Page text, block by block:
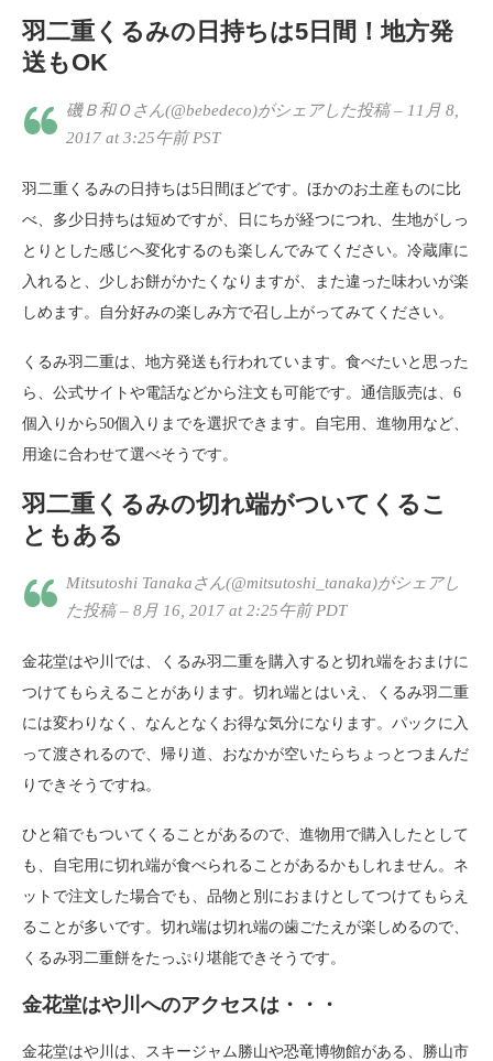
羽二重くるみの日持ちは5日間！地方発
送もOK
磯Ｂ和Ｏさん(@bebedeco)がシェアした投稿 – 11月 8,
2017 at 3:25午前 PST
羽二重くるみの日持ちは5日間ほどです。ほかのお土産ものに比
べ、多少日持ちは短めですが、日にちが経つにつれ、生地がしっ
とりとした感じへ変化するのも楽しんでみてください。冷蔵庫に
入れると、少しお餅がかたくなりますが、また違った味わいが楽
しめます。自分好みの楽しみ方で召し上がってみてください。
くるみ羽二重は、地方発送も行われています。食べたいと思った
ら、公式サイトや電話などから注文も可能です。通信販売は、6
個入りから50個入りまでを選択できます。自宅用、進物用など、
用途に合わせて選べそうです。
羽二重くるみの切れ端がついてくるこ
ともある
Mitsutoshi Tanakaさん(@mitsutoshi_tanaka)がシェアし
た投稿 – 8月 16, 2017 at 2:25午前 PDT
金花堂はや川では、くるみ羽二重を購入すると切れ端をおまけに
つけてもらえることがあります。切れ端とはいえ、くるみ羽二重
には変わりなく、なんとなくお得な気分になります。パックに入
って渡されるので、帰り道、おなかが空いたらちょっとつまんだ
りできそうですね。
ひと箱でもついてくることがあるので、進物用で購入したとして
も、自宅用に切れ端が食べられることがあるかもしれません。ネ
ットで注文した場合でも、品物と別におまけとしてつけてもらえ
ることが多いです。切れ端は切れ端の歯ごたえが楽しめるので、
くるみ羽二重餅をたっぷり堪能できそうです。
金花堂はや川へのアクセスは・・・
金花堂はや川は、スキージャム勝山や恐竜博物館がある、勝山市